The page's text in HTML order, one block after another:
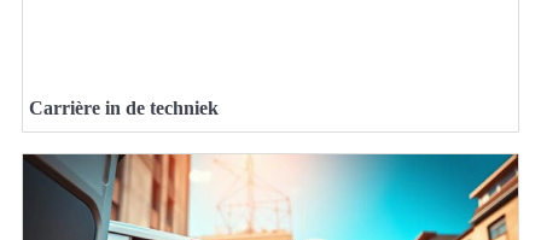
Carrière in de techniek